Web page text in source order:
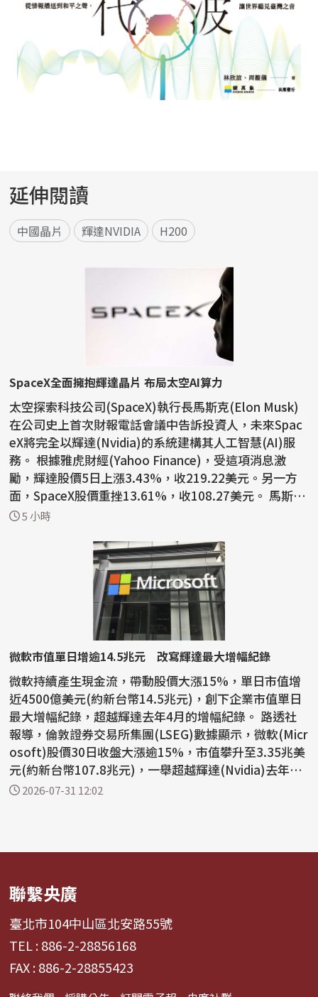
延伸閱讀
中國晶片 輝達NVIDIA H200
SpaceX全面擁抱輝達晶片 布局太空AI算力
太空探索科技公司(SpaceX)執行長馬斯克(Elon Musk)
在公司史上首次財報電話會議中告訴投資人，未來Spac
eX將完全以輝達(Nvidia)的系統建構其人工智慧(AI)服
務。 根據雅虎財經(Yahoo Finance)，受這項消息激
勵，輝達股價5日上漲3.43%，收219.22美元。另一方
面，SpaceX股價重挫13.61%，收108.27美元。 馬斯克
表示：「我們...
5 小時
微軟市值單日增逾14.5兆元 改寫輝達最大增幅紀錄
微軟持續產生現金流，帶動股價大漲15%，單日市值增
近4500億美元(約新台幣14.5兆元)，創下企業市值單日
最大增幅紀錄，超越輝達去年4月的增幅紀錄。 路透社
報導，倫敦證券交易所集團(LSEG)數據顯示，微軟(Micr
osoft)股價30日收盤大漲逾15%，市值攀升至3.35兆美
元(約新台幣107.8兆元)，一舉超越輝達(Nvidia)去年4
月創下...
2026-07-31 12:02
聯繫央廣
臺北市104中山區北安路55號
TEL : 886-2-28856168
FAX : 886-2-28855423